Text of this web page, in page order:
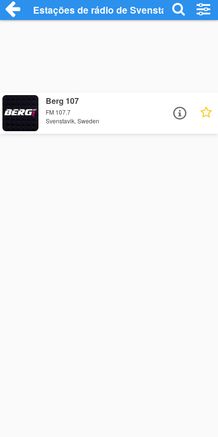
Estações de rádio de Svenstavik - Ouça
Berg 107
FM 107.7
Svenstavik, Sweden